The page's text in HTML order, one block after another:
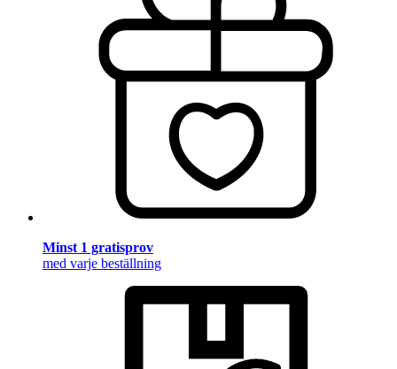
Minst 1 gratisprov
med varje beställning